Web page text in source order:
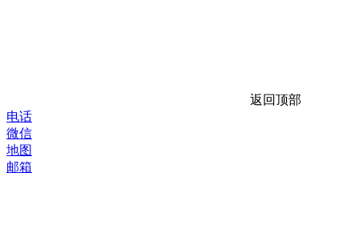
返回顶部
电话
微信
地图
邮箱